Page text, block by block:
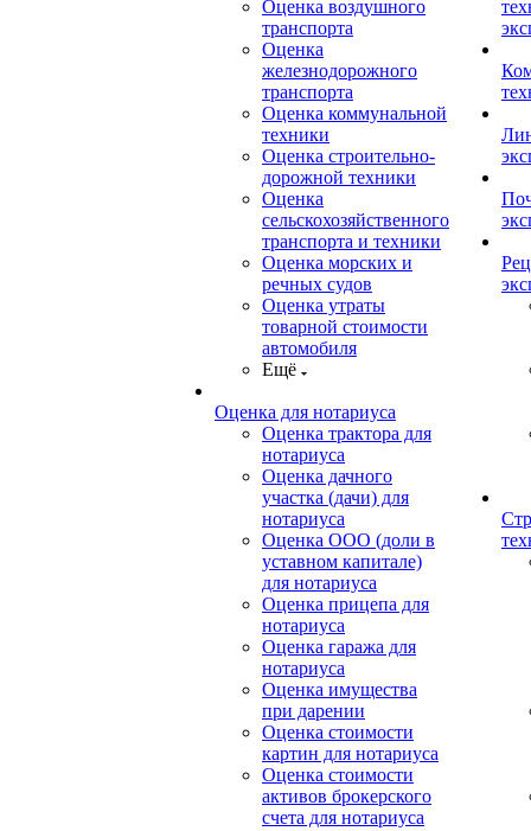
Оценка воздушного
транспорта
Оценка
железнодорожного
транспорта
Оценка коммунальной
техники
Оценка строительно-
дорожной техники
Оценка
сельскохозяйственного
транспорта и техники
Оценка морских и
речных судов
Оценка утраты
товарной стоимости
автомобиля
Ещё
Оценка для нотариуса
Оценка трактора для
нотариуса
Оценка дачного
участка (дачи) для
нотариуса
Оценка ООО (доли в
уставном капитале)
для нотариуса
Оценка прицепа для
нотариуса
Оценка гаража для
нотариуса
Оценка имущества
при дарении
Оценка стоимости
картин для нотариуса
Оценка стоимости
активов брокерского
счета для нотариуса